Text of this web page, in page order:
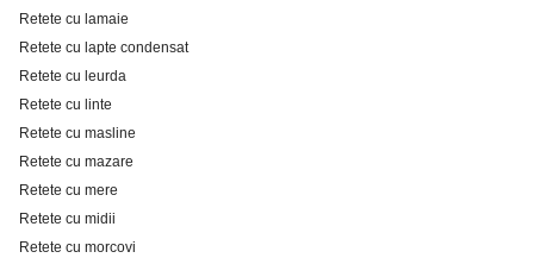
Retete cu lamaie
Retete cu lapte condensat
Retete cu leurda
Retete cu linte
Retete cu masline
Retete cu mazare
Retete cu mere
Retete cu midii
Retete cu morcovi